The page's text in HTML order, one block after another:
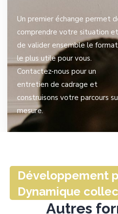
Un premier échange permet
comprendre votre situation et
de valider ensemble le format
le plus utile pour vous.
Contactez-nous pour un
entretien de cadrage et
construisons votre parcours
mesure.
Développement
Dynamique
Autres